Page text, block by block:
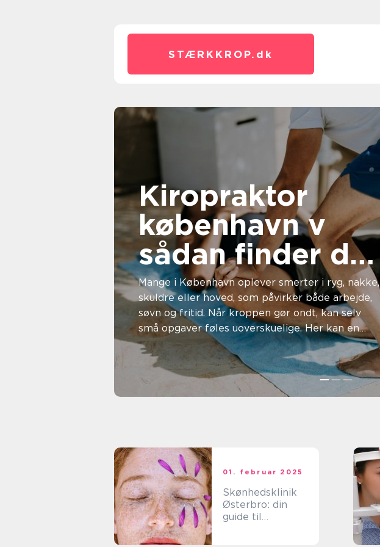
STÆRKKROP. dk
Kiropraktor
københavn v
sådan finder du
den rette
behandling
Mange i København oplever smerter i ryg, nakke,
skuldre eller hoved, som påvirker både arbejde,
søvn og fritid. Når kroppen gør ondt, kan selv
små opgaver føles uoverskuelige. Her kan en
kiropraktor v...
01. februar 2025
Skønhedsklinik
Østerbro: din
guide til